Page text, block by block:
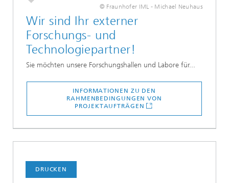
© Fraunhofer IML - Michael Neuhaus
Wir sind Ihr externer
Forschungs- und
Technologiepartner!
Sie möchten unsere Forschungshallen und Labore für...
INFORMATIONEN ZU DEN
RAHMENBEDINGUNGEN VON
PROJEKTAUFTRÄGEN
DRUCKEN